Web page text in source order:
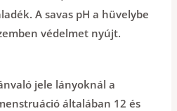
A savas pH a hüvelybe
védelmet nyújt.
jele lányoknál a
általában 12 és